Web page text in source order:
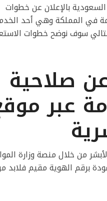
بالإعلان عن خطوات
في المملكة وهي أحد
سوف نوضح خطوات
صلاحية
عبر
من خلال منصة وزارة
برقم الهوية مقيم فلابد